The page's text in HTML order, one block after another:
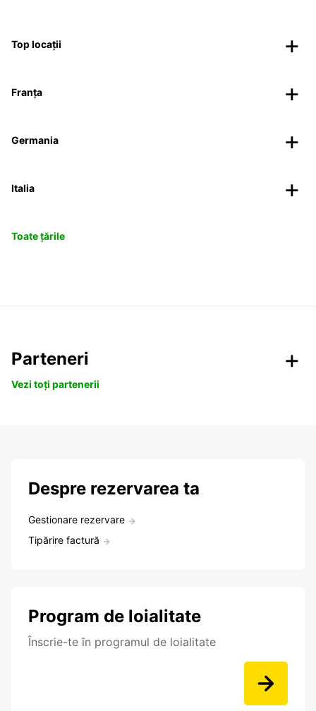
Top locații
Franța
Germania
Italia
Toate țările
Parteneri
Vezi toți partenerii
Despre rezervarea ta
Gestionare rezervare
Tipărire factură
Program de loialitate
Înscrie-te în programul de loialitate